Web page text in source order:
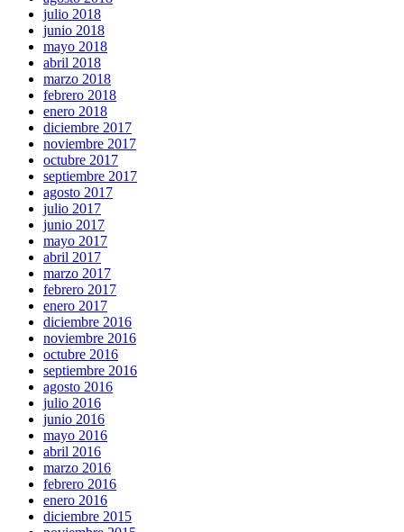
julio 2018
junio 2018
mayo 2018
abril 2018
marzo 2018
febrero 2018
enero 2018
diciembre 2017
noviembre 2017
octubre 2017
septiembre 2017
agosto 2017
julio 2017
junio 2017
mayo 2017
abril 2017
marzo 2017
febrero 2017
enero 2017
diciembre 2016
noviembre 2016
octubre 2016
septiembre 2016
agosto 2016
julio 2016
junio 2016
mayo 2016
abril 2016
marzo 2016
febrero 2016
enero 2016
diciembre 2015